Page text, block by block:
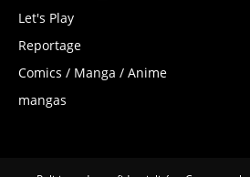
Let's Play
Reportage
Comics / Manga / Anime
mangas